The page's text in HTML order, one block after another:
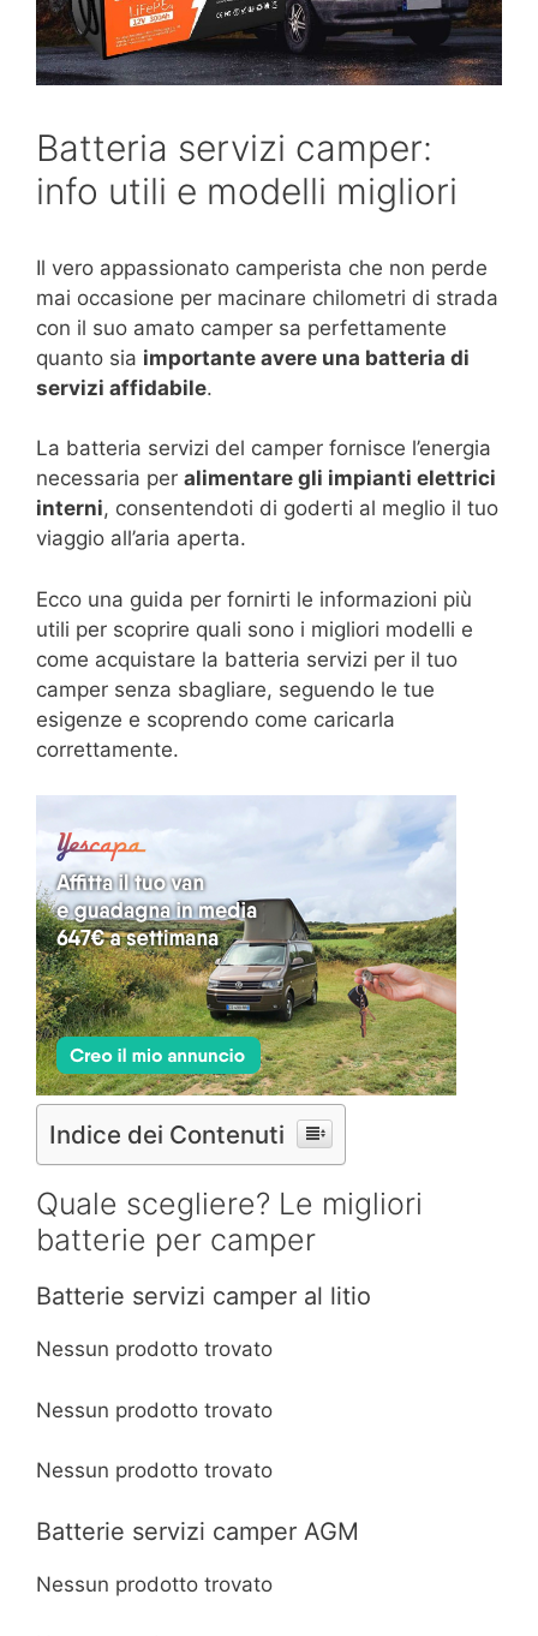
Batteria servizi camper:
info utili e modelli migliori
Il vero appassionato camperista che non perde
mai occasione per macinare chilometri di strada
con il suo amato camper sa perfettamente
quanto sia importante avere una batteria di
servizi affidabile.
La batteria servizi del camper fornisce l’energia
necessaria per alimentare gli impianti elettrici
interni, consentendoti di goderti al meglio il tuo
viaggio all’aria aperta.
Ecco una guida per fornirti le informazioni più
utili per scoprire quali sono i migliori modelli e
come acquistare la batteria servizi per il tuo
camper senza sbagliare, seguendo le tue
esigenze e scoprendo come caricarla
correttamente.
Indice dei Contenuti
Quale scegliere? Le migliori
batterie per camper
Batterie servizi camper al litio
Nessun prodotto trovato
Nessun prodotto trovato
Nessun prodotto trovato
Batterie servizi camper AGM
Nessun prodotto trovato